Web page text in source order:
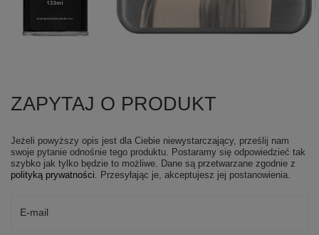
ZAPYTAJ O PRODUKT
Jeżeli powyższy opis jest dla Ciebie niewystarczający, prześlij nam
swoje pytanie odnośnie tego produktu. Postaramy się odpowiedzieć tak
szybko jak tylko będzie to możliwe. Dane są przetwarzane zgodnie z
polityką prywatności. Przesyłając je, akceptujesz jej postanowienia.
E-mail